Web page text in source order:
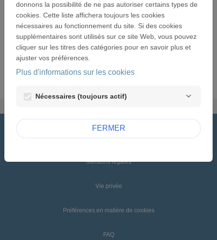
Nous vous adresserons ensuite par courrier ou e-mail
un contrat de projet, signé entre votre association et la
Fondation Caritas France qui représente ses
Fondations abritées. A réception de ce contrat signé
par le responsable de votre association, nous
procéderons au versement de la subvention.
Mentions légales
Vie privée
Préférences en matière de cookies
FAQ
donnons la possibilité de ne pas autoriser certains types de
cookies. Cette liste affichera toujours les cookies
nécessaires au fonctionnement du site. Si des cookies
supplémentaires sont utilisés sur ce site Web, vous pouvez
cliquer sur les titres des catégories pour en savoir plus et
ajuster vos préférences.
Plus d'informations sur les cookies
Nécessaires (toujours actif)
FERMER